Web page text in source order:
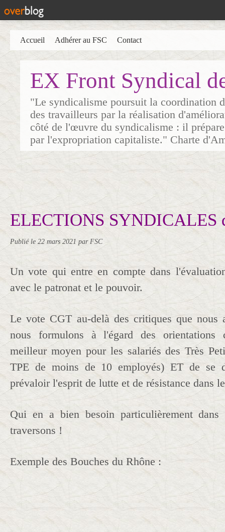
EX Front Syndical
"Le syndicalisme poursuit la coordination
des travailleurs par la réalisation
côté de l'œuvre du syndicalisme : il
par l'expropriation capitaliste." Charte
Accueil Adhérer au FSC Contact
ELECTIONS SYNDICALES
Publié le 22 mars 2021 par FSC
Un vote qui entre en compte dans
avec le patronat et le pouvoir.
Le vote CGT au-delà des critiques que nous
nous formulons à l'égard des orientations
meilleur moyen pour les salariés des Très
TPE de moins de 10 employés) ET de se
prévaloir l'esprit de lutte et de résistance dans
Qui en a bien besoin particulièrement
traversons !
Exemple des Bouches du Rhône :